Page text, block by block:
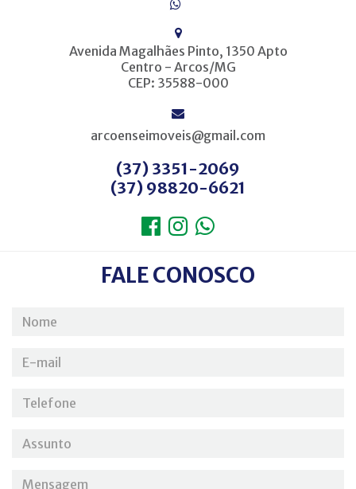
Avenida Magalhães Pinto, 1350 Apto
Centro - Arcos/MG
CEP: 35588-000
arcoenseimoveis@gmail.com
(37) 3351-2069
(37) 98820-6621
FALE CONOSCO